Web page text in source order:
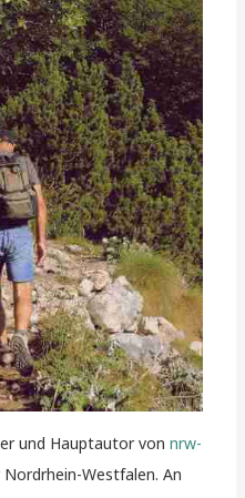
und Hauptautor vonnrw-
Westfalen. An